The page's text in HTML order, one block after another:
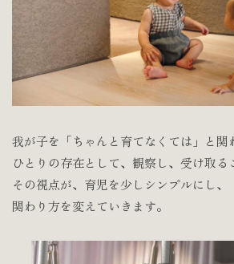
我が子を「ちゃんと育てなくては」と関
ひとりの存在として、観察し、受け取る
その視点が、育児を少しシンプルにし、
関わり方を変えていきます。